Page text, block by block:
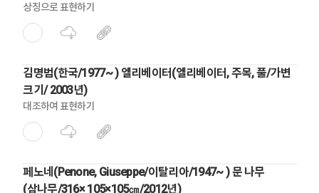
상징으로 표현하기
김명범(한국/1977~ ) 엘리베이터(엘리베이터, 주목, 풀/가변
크기/ 2003년)
대조하여 표현하기
페노네(Penone, Giuseppe/이탈리아/1947~ ) 문 나무
(삼나무/316× 105×105㎝/2012년)